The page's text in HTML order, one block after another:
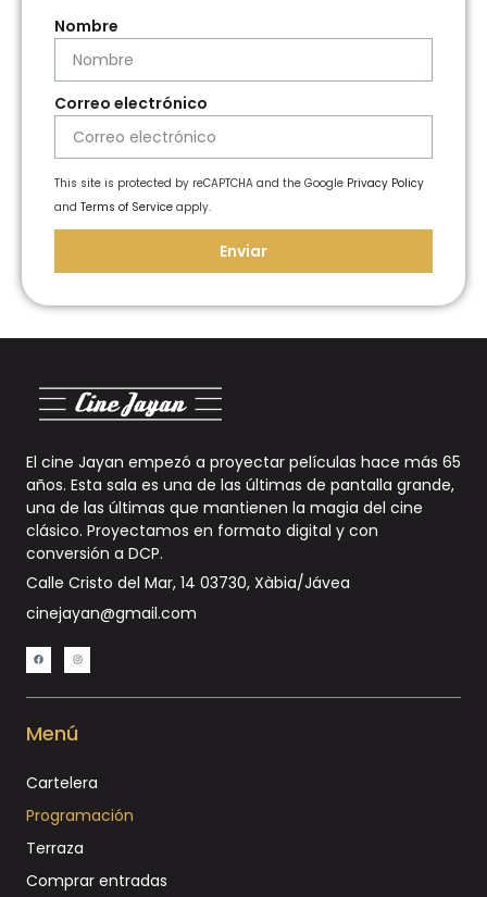
Nombre
Correo electrónico
This site is protected by reCAPTCHA and the Google Privacy Policy
and Terms of Service apply.
Enviar
El cine Jayan empezó a proyectar películas hace más 65
años. Esta sala es una de las últimas de pantalla grande,
una de las últimas que mantienen la magia del cine
clásico. Proyectamos en formato digital y con
conversión a DCP.
Calle Cristo del Mar, 14 03730, Xàbia/Jávea
cinejayan@gmail.com
Menú
Cartelera
Programación
Terraza
Comprar entradas